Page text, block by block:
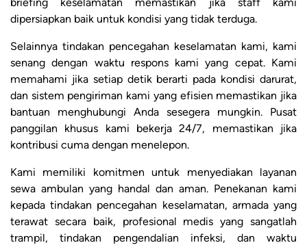
dipersiapkan baik untuk kondisi yang tidak terduga.
Selainnya tindakan pencegahan keselamatan kami, kami
senang dengan waktu respons kami yang cepat. Kami
memahami jika setiap detik berarti pada kondisi darurat,
dan sistem pengiriman kami yang efisien memastikan jika
bantuan menghubungi Anda sesegera mungkin. Pusat
panggilan khusus kami bekerja 24/7, memastikan jika
kontribusi cuma dengan menelepon.
Kami memiliki komitmen untuk menyediakan layanan
sewa ambulan yang handal dan aman. Penekanan kami
kepada tindakan pencegahan keselamatan, armada yang
terawat secara baik, profesional medis yang sangatlah
trampil, tindakan pengendalian infeksi, dan waktu